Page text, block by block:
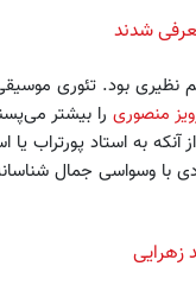
شدند
نظیری بود. تئوری
منصوری را بیشتر
به استاد پورتراب یا
با وسواسی جمال
زهرایی